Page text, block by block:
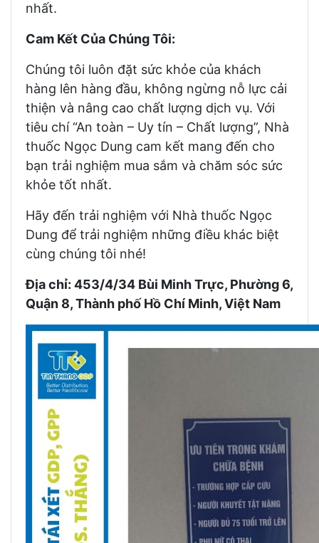
nhất.
Cam Kết Của Chúng Tôi:
Chúng tôi luôn đặt sức khỏe của khách
hàng lên hàng đầu, không ngừng nỗ lực cải
thiện và nâng cao chất lượng dịch vụ. Với
tiêu chí “An toàn – Uy tín – Chất lượng”, Nhà
thuốc Ngọc Dung cam kết mang đến cho
bạn trải nghiệm mua sắm và chăm sóc sức
khỏe tốt nhất.
Hãy đến trải nghiệm với Nhà thuốc Ngọc
Dung để trải nghiệm những điều khác biệt
cùng chúng tôi nhé!
Địa chỉ: 453/4/34 Bùi Minh Trực, Phường 6,
Quận 8, Thành phố Hồ Chí Minh, Việt Nam